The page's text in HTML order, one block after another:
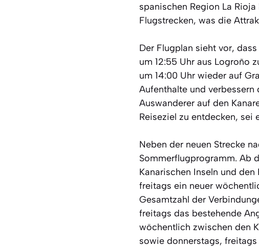
spanischen Region La
Flugstrecken, was die
Der Flugplan sieht vor,
um 12:55 Uhr aus Logroño
um 14:00 Uhr wieder auf
Aufenthalte und
Auswanderer auf den
Reiseziel zu entdecken, sei
Neben der neuen Strecke
Sommerflugprogramm. Ab
Kanarischen Inseln und
freitags ein neuer
Gesamtzahl der
freitags das bestehende
wöchentlich zwischen den
sowie donnerstags,